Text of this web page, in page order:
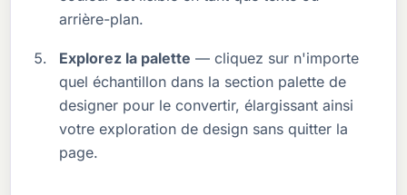
arrière-plan.
Explorez la palette — cliquez sur n'importe
quel échantillon dans la section palette de
designer pour le convertir, élargissant ainsi
votre exploration de design sans quitter la
page.